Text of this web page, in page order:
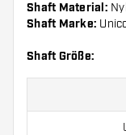
Shaft Material:
Shaft Marke:
Shaft Größe: